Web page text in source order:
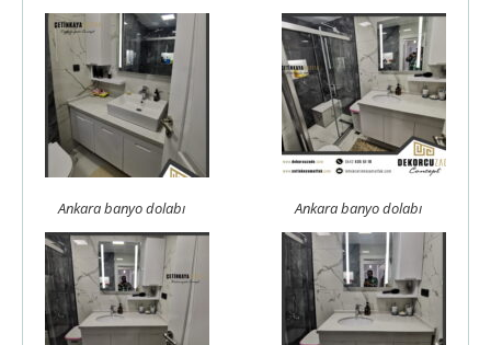
Ankara banyo dolabı Ankara banyo dolabı